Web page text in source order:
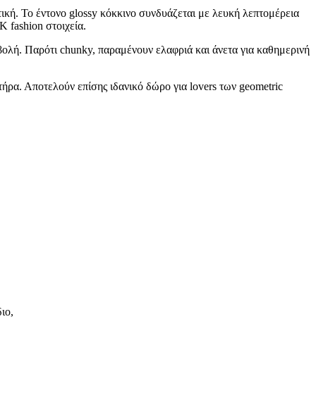
Το έντονο glossy κόκκινο συνδυάζεται με λευκή λεπτομέρεια
fashion στοιχεία.
Παρότι chunky, παραμένουν ελαφριά και άνετα για καθημερινή
Αποτελούν επίσης ιδανικό δώρο για lovers των geometric